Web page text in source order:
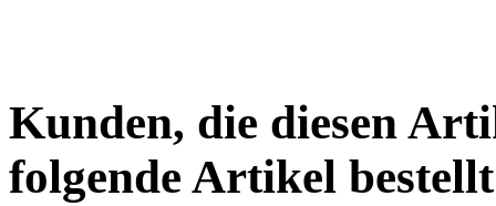
Kunden, die diesen
folgende Artikel